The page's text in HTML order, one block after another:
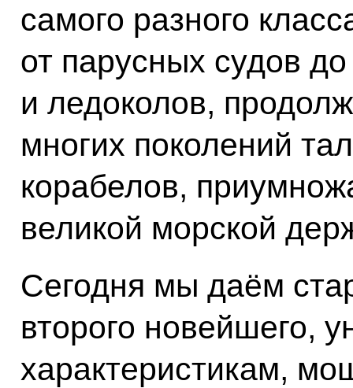
самого разного
от парусных судов
и ледоколов,
многих поколений
корабелов,
великой морской
Сегодня мы даём
второго новейшего,
характеристикам,